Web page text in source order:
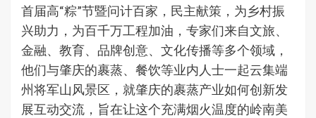
首届高“粽”节暨问计百家，民主献策，为乡村振
兴助力，为百千万工程加油，专家们来自文旅、
金融、教育、品牌创意、文化传播等多个领域，
他们与肇庆的裹蒸、餐饮等业内人士一起云集端
州将军山风景区，就肇庆的裹蒸产业如何创新发
展互动交流，旨在让这个充满烟火温度的岭南美